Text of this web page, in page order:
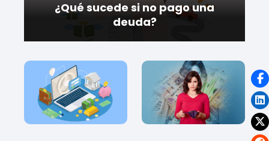
¿Qué sucede si no pago una
deuda?